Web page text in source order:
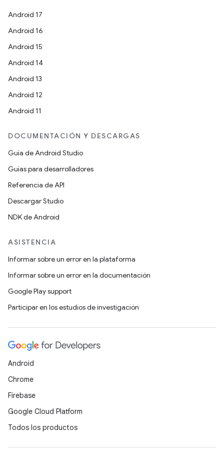
Android 17
Android 16
Android 15
Android 14
Android 13
Android 12
Android 11
DOCUMENTACIÓN Y DESCARGAS
Guía de Android Studio
Guías para desarrolladores
Referencia de API
Descargar Studio
NDK de Android
ASISTENCIA
Informar sobre un error en la plataforma
Informar sobre un error en la documentación
Google Play support
Participar en los estudios de investigación
Android
Chrome
Firebase
Google Cloud Platform
Todos los productos